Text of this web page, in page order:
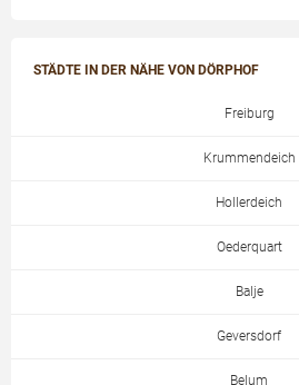
STÄDTE IN DER NÄHE VON DÖRPHOF
Freiburg
Krummendeich
Hollerdeich
Oederquart
Balje
Geversdorf
Belum